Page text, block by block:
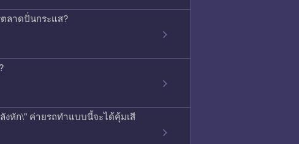
ลาดปั่นกระแส?
หัก\" ค่ายรถทำแบบนี้จะได้คุ้มเสี